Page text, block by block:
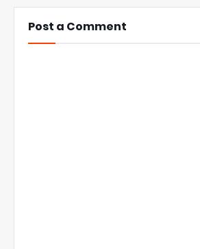
Post a Comment